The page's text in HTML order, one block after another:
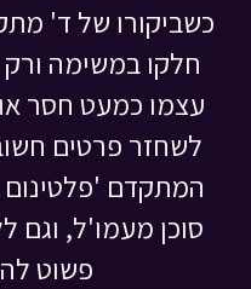
כשביקורו של ד'
חלקו במשימה
עצמו כמעט חסר
לשחזר פרטים
סוכן מעמו'ל, וגם
פשוט